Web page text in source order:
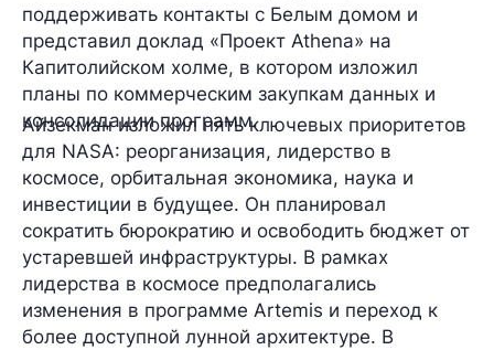
поддерживать контакты с Белым домом и
представил доклад «Проект Athena» на
Капитолийском холме, в котором изложил
планы по коммерческим закупкам данных и
консолидации программ.
Айзекман изложил пять ключевых приоритетов
для NASA: реорганизация, лидерство в
космосе, орбитальная экономика, наука и
инвестиции в будущее. Он планировал
сократить бюрократию и освободить бюджет от
устаревшей инфраструктуры. В рамках
лидерства в космосе предполагались
изменения в программе Artemis и переход к
более доступной лунной архитектуре. В